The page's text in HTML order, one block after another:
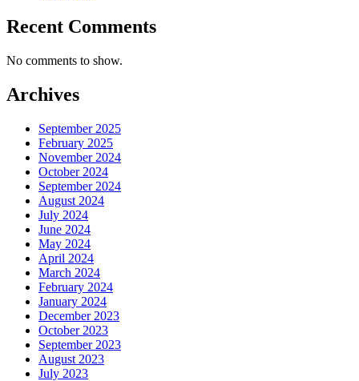
Recent Comments
No comments to show.
Archives
September 2025
February 2025
November 2024
October 2024
September 2024
August 2024
July 2024
June 2024
May 2024
April 2024
March 2024
February 2024
January 2024
December 2023
October 2023
September 2023
August 2023
July 2023